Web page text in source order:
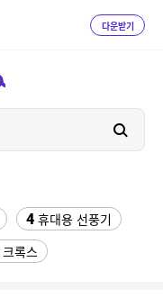
다운받기
4 휴대용 선풍기
크록스